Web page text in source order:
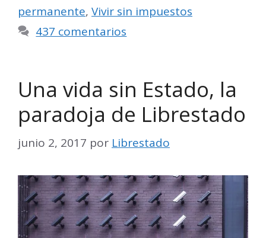
permanente, Vivir sin impuestos
437 comentarios
Una vida sin Estado, la
paradoja de Librestado
junio 2, 2017 por Librestado